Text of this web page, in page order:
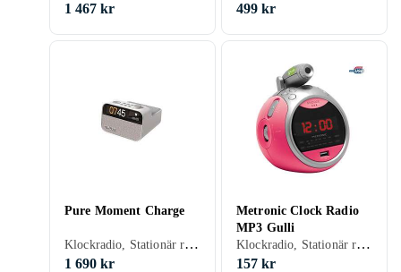
1 467 kr
499 kr
Pure Moment Charge
Klockradio, Stationär radio, Bärbar radio, FM, DAB, DAB+, Batteri, Nätström, Klockradio med alarm
1 690 kr
Metronic Clock Radio
MP3 Gulli
Klockradio, Stationär radio, FM, AM, Batteri, Klockradio med alarm, Projicering av tid, Display, USB
157 kr